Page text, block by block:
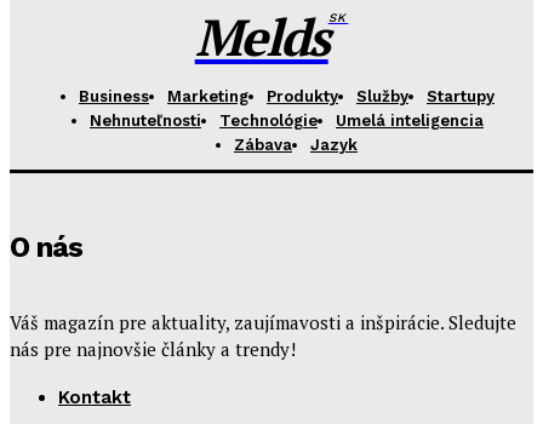
MeldsSK
Business Marketing Produkty Služby
Startupy
Nehnuteľnosti
Technológie
Umelá inteligencia
Zábava
Jazyk
O nás
Váš magazín pre aktuality, zaujímavosti a inšpirácie. Sledujte
nás pre najnovšie články a trendy!
Kontakt